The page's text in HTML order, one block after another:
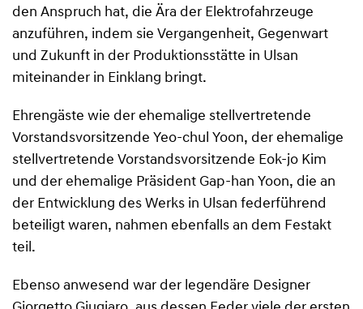
den Anspruch hat, die Ära der Elektrofahrzeuge
anzuführen, indem sie Vergangenheit, Gegenwart
und Zukunft in der Produktionsstätte in Ulsan
miteinander in Einklang bringt.
Ehrengäste wie der ehemalige stellvertretende
Vorstandsvorsitzende Yeo-chul Yoon, der ehemalige
stellvertretende Vorstandsvorsitzende Eok-jo Kim
und der ehemalige Präsident Gap-han Yoon, die an
der Entwicklung des Werks in Ulsan federführend
beteiligt waren, nahmen ebenfalls an dem Festakt
teil.
Ebenso anwesend war der legendäre Designer